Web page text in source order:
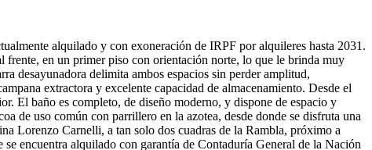
alquilado y con exoneración de IRPF por alquileres hasta 2031.
frente, en un primer piso con orientación norte, lo que le brinda muy
desayunadora delimita ambos espacios sin perder amplitud,
extractora y excelente capacidad de almacenamiento. Desde el
El baño es completo, de diseño moderno, y dispone de espacio y
de uso común con parrillero en la azotea, desde donde se disfruta una
Lorenzo Carnelli, a tan solo dos cuadras de la Rambla, próximo a
encuentra alquilado con garantía de Contaduría General de la Nación